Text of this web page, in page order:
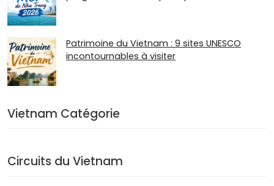
Patrimoine du Vietnam : 9 sites UNESCO
incontournables à visiter
Vietnam Catégorie
Circuits du Vietnam